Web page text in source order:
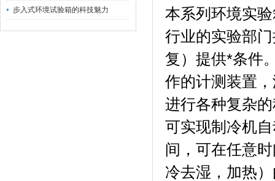
步入式环境试验箱的科技魅力
本系列环境实
行业的实验部
复）提供*条件
作的计测装置
进行各种复杂
可实现制冷机
间，可在任意
冷去湿，加热